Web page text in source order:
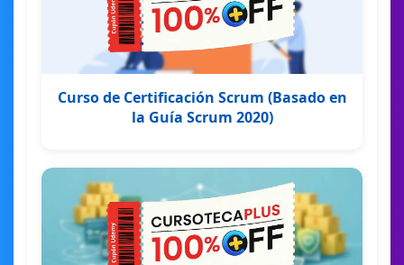
Curso de Certificación Scrum (Basado en
la Guía Scrum 2020)